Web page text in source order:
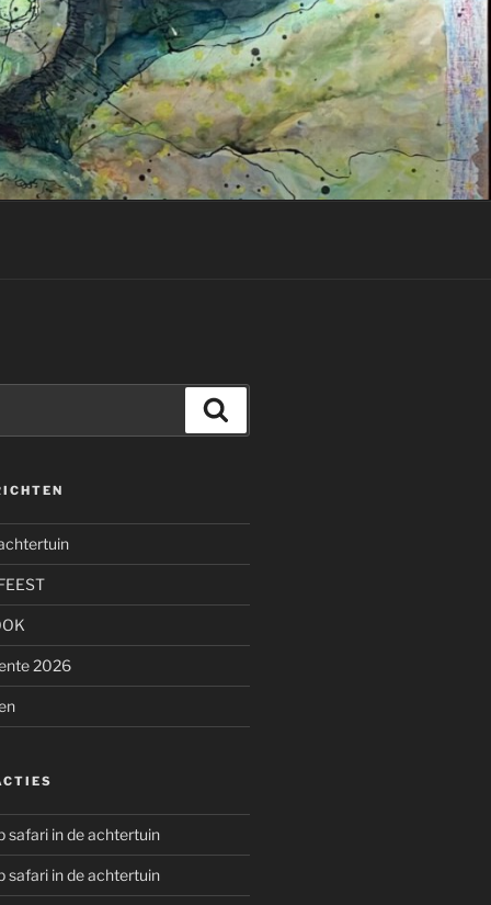
2026
safari in de achtertuin
safari in de achtertuin